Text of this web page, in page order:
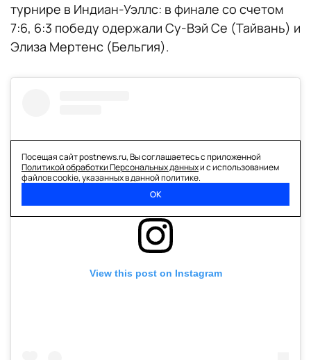
турнире в Индиан-Уэллс: в финале со счетом
7:6, 6:3 победу одержали Су-Вэй Се (Тайвань) и
Элиза Мертенс (Бельгия).
View this post on Instagram
Посещая сайт postnews.ru, Вы соглашаетесь с приложенной
Политикой обработки Персональных данныхи с использованием
файлов cookie, указанных в данной политике.
ОК